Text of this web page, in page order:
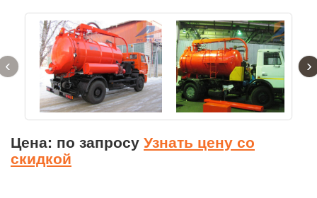
‹ ›
Цена: по запросу Узнать цену со
скидкой